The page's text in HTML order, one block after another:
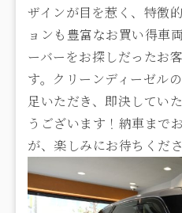
ザインが目を惹く、特徴
ョンも豊富なお買い得車
ーバーをお探しだったお
す。クリーンディーゼル
足いただき、即決してい
うございます！納車まで
が、楽しみにお待ちくだ